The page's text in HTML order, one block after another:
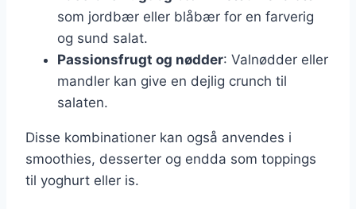
som jordbær eller blåbær for en farverig
og sund salat.
Passionsfrugt og nødder: Valnødder eller
mandler kan give en dejlig crunch til
salaten.
Disse kombinationer kan også anvendes i
smoothies, desserter og endda som toppings
til yoghurt eller is.